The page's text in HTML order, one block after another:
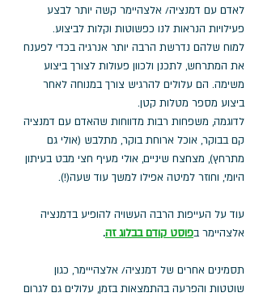
לאדם עם דמנציה/ אלצהיימר קשה יותר לבצע
פעילויות הנראות לנו כפשוטות וקלות לביצוע.
למוח שלהם נדרשת הרבה יותר אנרגיה בכדי לפענח
את המתרחש, לתכנן ולכוון פעולות לצורך ביצוע
משימה. הם עלולים להרגיש צורך במנוחה לאחר
ביצוע מספר מטלות קטן.
לדוגמה, משפחות רבות מדווחות שהאדם עם דמנציה
קם בבוקר, אוכל ארוחת בוקר, מתלבש (אולי גם
מתרחץ), מצחצח שיניים, אולי מעיף חצי מבט בעיתון
היומי, וחוזר למיטה אפילו למשך עוד שעה(!).
עוד על העייפות הרבה העשויה להופיע בדמנציה
אלצהיימר בפוסט קודם בבלוג זה.
תסמינים אחרים של דמנציה/ אלצהייימר, כגון
שוטטות והפרעה בהתמצאות בזמן, עלולים גם לגרום